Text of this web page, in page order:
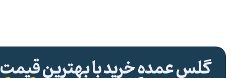
گلس عمده خرید با بهترین قیمت